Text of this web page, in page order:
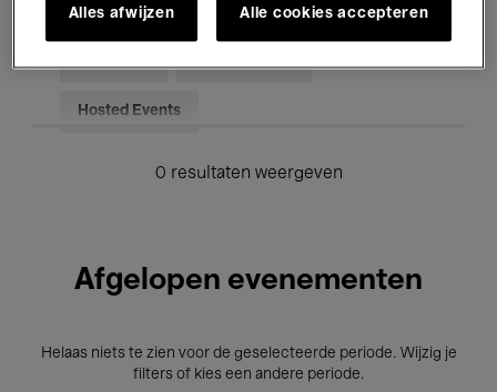
Voor iedereen Kids’ Palace
Hosted Events
0 resultaten weergeven
Afgelopen evenementen
Helaas niets te zien voor de geselecteerde periode. Wijzig je
filters of kies een andere periode.
Alles afwijzen Alle cookies accepteren